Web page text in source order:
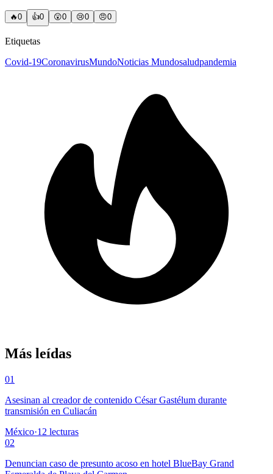
🔥0 👍0 😲0 😢0 😠0
Etiquetas
Covid-19CoronavirusMundoNoticias Mundosaludpandemia
Más leídas
01
Asesinan al creador de contenido César Gastélum durante
transmisión en Culiacán
México·12 lecturas
02
Denuncian caso de presunto acoso en hotel BlueBay Grand